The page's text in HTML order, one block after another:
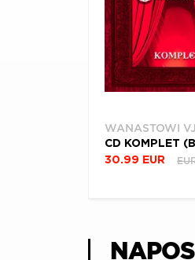
WANASTOWI
CD KOMPLET
30.99 EUR